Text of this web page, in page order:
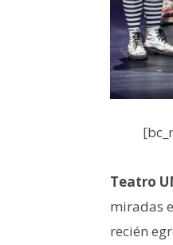
Teatro
miradas
recién